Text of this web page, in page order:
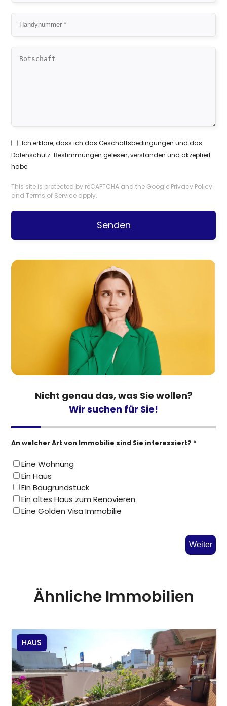
Ich erkläre, dass ich dasGeschäftsbedingungen und das
Datenschutz-Bestimmungen gelesen, verstanden und akzeptiert
habe.
This site is protected by reCAPTCHA and the Google Privacy Policy
andTerms of Service apply.
Senden
Nicht genau das, was Sie wollen?
Wir suchen für Sie!
An welcher Art von Immobilie sind Sie interessiert? *
Eine Wohnung
Ein Haus
Ein Baugrundstück
Ein altes Haus zum Renovieren
Eine Golden Visa Immobilie
Weiter
Ähnliche Immobilien
HAUS